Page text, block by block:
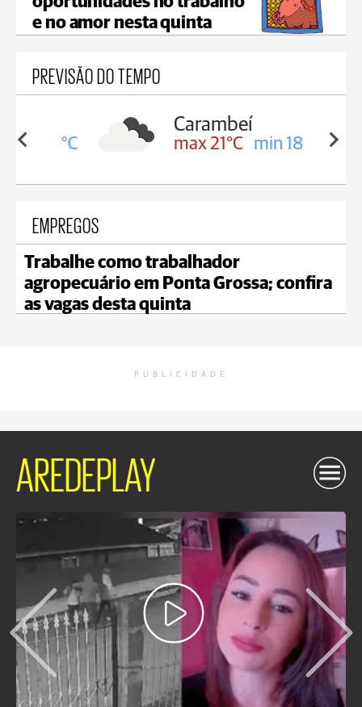
e no amor nesta quinta
PREVISÃO DO TEMPO
19°C
Carambeí
max 21°C min 18°C
EMPREGOS
Trabalhe como trabalhador
agropecuário em Ponta Grossa; confira
as vagas desta quinta
PUBLICIDADE
AREDEPLAY